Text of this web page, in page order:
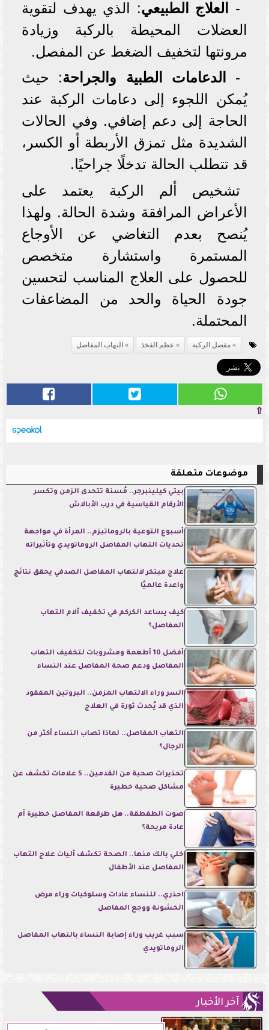
- العلاج الطبيعي: الذي يهدف لتقوية
العضلات المحيطة بالركبة وزيادة
مرونتها لتخفيف الضغط عن المفصل.
-
الدعامات الطبية والجراحة: حيث
يُمكن اللجوء إلى دعامات الركبة عند
الحاجة إلى دعم إضافي. وفي الحالات
الشديدة مثل تمزق الأربطة أو الكسر،
قد تتطلب الحالة تدخلًا جراحيًا.
تشخيص ألم الركبة يعتمد على
الأعراض المرافقة وشدة الحالة. ولهذا
يُنصح بعدم التغاضي عن الأوجاع
المستمرة واستشارة متخصص
للحصول على العلاج المناسب لتحسين
جودة الحياة والحد من المضاعفات
المحتملة.
مفصل الركبة عظم الفخذ التهاب المفاصل
⇧
موضوعات متعلقة
بيتي كيلينبرجر.. مُسنة تتحدى الزمن وتكسر
الأرقام القياسية في درب الأبالاش
أسبوع التوعية بالروماتيزم.. المرأة في مواجهة
تحديات التهاب المفاصل الروماتويدي وتأثيراته
علاج مبتكر لالتهاب المفاصل الصدفي يحقق نتائج
واعدة عالميًا
كيف يساعد الكركم في تخفيف آلام التهاب
المفاصل؟
أفضل 10 أطعمة ومشروبات لتخفيف التهاب
المفاصل ودعم صحة المفاصل عند النساء
السر وراء الالتهاب المزمن.. البروتين المفقود
الذي قد يُحدث ثورة في العلاج
التهاب المفاصل.. لماذا تصاب النساء أكثر من
الرجال؟
تحذيرات صحية من القدمين.. 5 علامات تكشف عن
مشاكل صحية خطيرة
صوت الطقطقة.. هل طرقعة المفاصل خطيرة أم
عادة مريحة؟
خلي بالك منها.. الصحة تكشف آليات علاج التهاب
المفاصل عند الأطفال
احذري.. للنساء عادات وسلوكيات وراء مرض
الخشونة ووجع المفاصل
سبب غريب وراء إصابة النساء بالتهاب المفاصل
الروماتويدي
آخر الأخبار